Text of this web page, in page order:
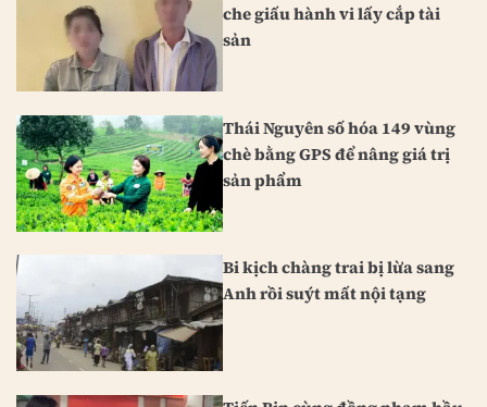
che giấu hành vi lấy cắp tài
sản
Thái Nguyên số hóa 149 vùng
chè bằng GPS để nâng giá trị
sản phẩm
Bi kịch chàng trai bị lừa sang
Anh rồi suýt mất nội tạng